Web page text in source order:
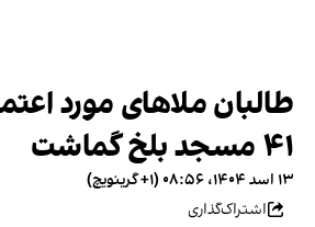
طالبان ملاهای مورد
۴۱ مسجد بلخ گماشت
۱۳ اسد ۱۴۰۴، ۰۸:۵۶ (‎+۱ گرینویچ)
اشتراک‌گذاری